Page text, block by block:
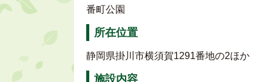
番町公園
所在位置
静岡県掛川市横須賀1291番地の2ほか
施設内容